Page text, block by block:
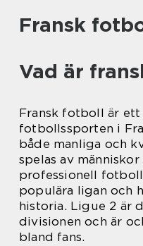
Fransk
Vad är
Fransk fotboll är
fotbollssporten i
både manliga och
spelas av människor
professionell
populära ligan och
historia. Ligue 2 är
divisionen och är
bland fans.